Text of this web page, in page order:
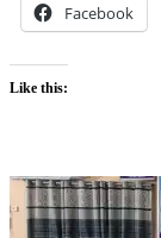
Facebook
Like this: